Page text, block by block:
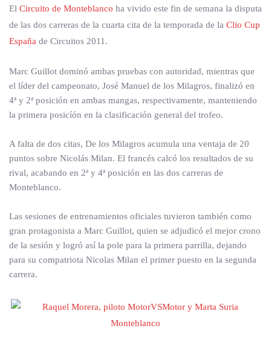
El Circuito de Monteblanco ha vivido este fin de semana la disputa
de las dos carreras de la cuarta cita de la temporada de la Clio Cup
España de Circuitos 2011.
Marc Guillot dominó ambas pruebas con autoridad, mientras que
el líder del campeonato, José Manuel de los Milagros, finalizó en
4ª y 2ª posición en ambas mangas, respectivamente, manteniendo
la primera posicíón en la clasificación general del trofeo.
A falta de dos citas, De los Milagros acumula una ventaja de 20
puntos sobre Nicolás Milan. El francés calcó los resultados de su
rival, acabando en 2ª y 4ª posición en las dos carreras de
Monteblanco.
Las sesiones de entrenamientos oficiales tuvieron también como
gran protagonista a Marc Guillot, quien se adjudicó el mejor crono
de la sesión y logró así la pole para la primera parrilla, dejando
para su compatriota Nicolas Milan el primer puesto en la segunda
carrera.